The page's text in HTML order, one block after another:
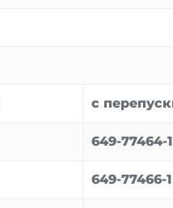
с
649-77464-1
649-77466-1